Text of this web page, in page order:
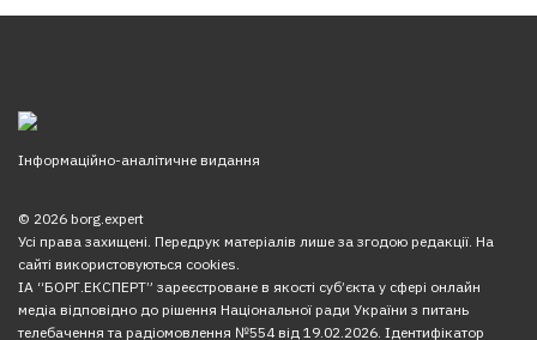
Інформаційно-аналітичне видання
© 2026 borg.expert
Усі права захищені. Передрук матеріалів лише за згодою редакції. На
сайті використовуються cookies.
ІА “БОРГ.ЕКСПЕРТ” зареєстроване в якості суб’єкта у сфері онлайн
медіа відповідно до рішення Національної ради України з питань
телебачення та радіомовлення №554 від 19.02.2026. Ідентифікатор